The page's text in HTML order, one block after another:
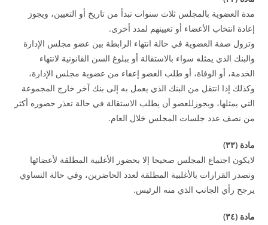
مدة العضوية بالمجلس ثلاث سنوات تبدأ من تاريخ أو التعيين، ويجوز
إعادة انتخاب الأعضاء أو تعيينهم لمدد أخرى.
وتزول صفة العضوية في حالة انتهاء الرابطة بين عضو مجلس الإدارة
والبنك الذي يمثله سواء بالاستقالة أو ببلوغ السن القانونية لانتهاء
الخدمة، أو الوفاة، أو طلب العضو إعفاء من عضوية مجلس الإدارة،
وكذلك إذا انتقل من البنك الذي يعمل به إلى بنك آخر خارج المجموعة
التي يمثلها، ويجوزللعضو أن يطلب الاستقالة في حالة تعذر حضوره أكثر
من نصف عدد جلسات المجلس خلال العام.
مادة (۳۳)
لايكون اجتماع المجلس صحيحا إلا بحضور الأغلبية المطلقة لأعضائها
وتصدر القرارات بالأغلبية المطلقة لعدد الحاضرين، وفي حالة التساوي
يرجح رأي الجانب الذي منه الرئيس.
مادة ( ۳٤ )